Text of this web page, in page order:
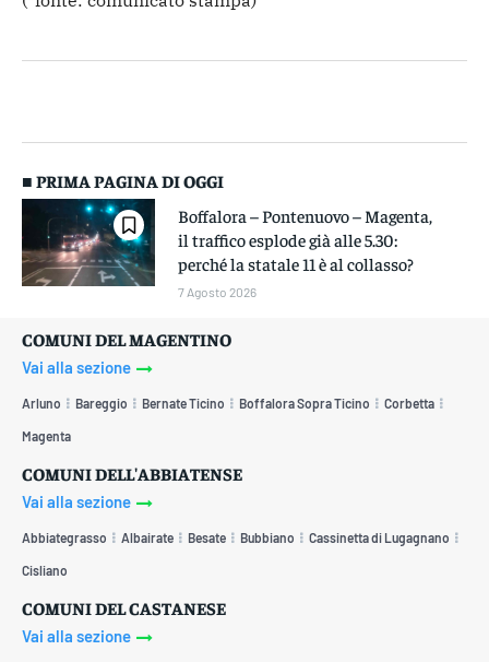
■ PRIMA PAGINA DI OGGI
Boffalora – Pontenuovo – Magenta,
il traffico esplode già alle 5.30:
perché la statale 11 è al collasso?
7 Agosto 2026
COMUNI DEL MAGENTINO
Vai alla sezione
Arluno Bareggio Bernate Ticino Boffalora Sopra Ticino Corbetta
Magenta
COMUNI DELL'ABBIATENSE
Vai alla sezione
Abbiategrasso Albairate Besate Bubbiano Cassinetta di Lugagnano
Cisliano
COMUNI DEL CASTANESE
Vai alla sezione